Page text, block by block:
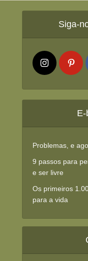
Siga-
Problemas, e
9 passos para
e ser livre
Os primeiros
para a vida